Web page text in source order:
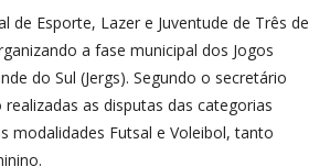
de Esporte, Lazer e Juventude de Três de
a fase municipal dos Jogos
do Sul (Jergs). Segundo o secretário
as disputas das categorias
modalidades Futsal e Voleibol, tanto